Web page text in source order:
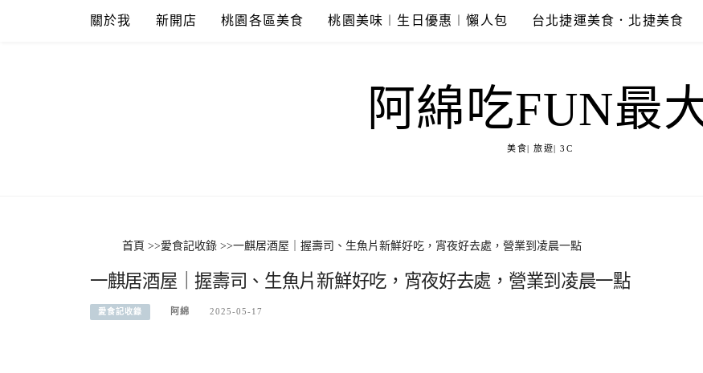
關於我 新開店 桃園各區美食 桃園美味︱生日優惠︱懶人包 台北捷運美食．北捷美食
阿綿吃FUN最
美食| 旅遊| 3C
首頁 >>愛食記收錄 >>一麒居酒屋｜握壽司、生魚片新鮮好吃，宵夜好去處，營業到凌晨一點
一麒居酒屋｜握壽司、生魚片新鮮好吃，宵夜好去處，營業到凌晨一點
愛食記收錄 阿綿 2025-05-17